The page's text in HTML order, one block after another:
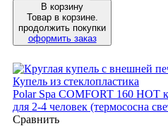
В корзину
Товар в корзине.
продолжить покупки
оформить заказ
Купель из стеклопластика
Polar Spa COMFORT 160 HOT
для 2-4 человек (термососна
Сравнить